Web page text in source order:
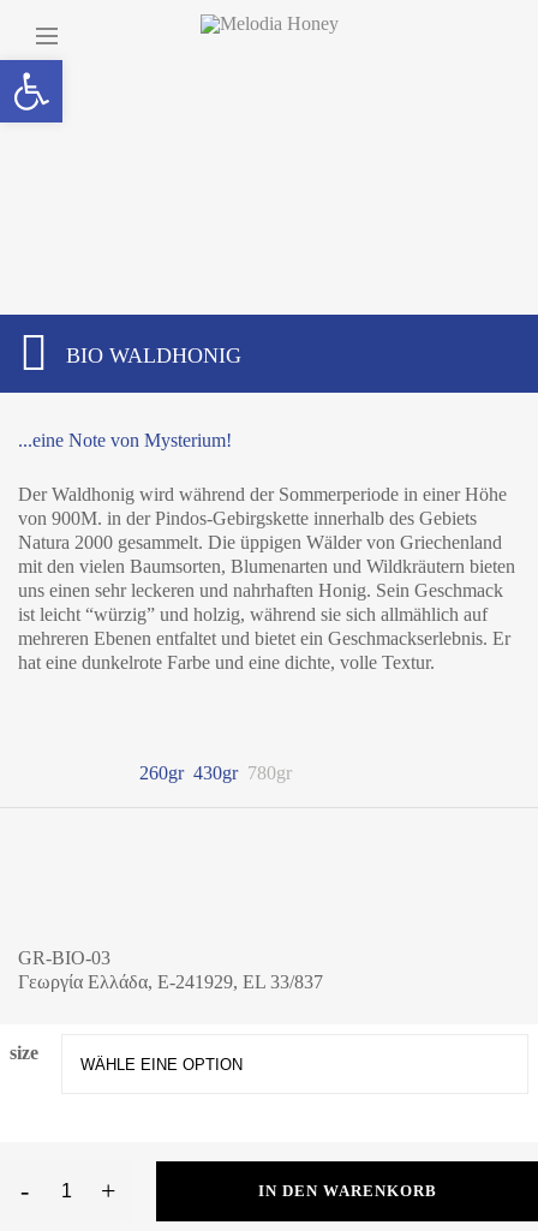
BIO WALDHONIG
...eine Note von Mysterium!
Der Waldhonig wird während der Sommerperiode in einer Höhe
von 900M. in der Pindos-Gebirgskette innerhalb des Gebiets
Natura 2000 gesammelt. Die üppigen Wälder von Griechenland
mit den vielen Baumsorten, Blumenarten und Wildkräutern bieten
uns einen sehr leckeren und nahrhaften Honig. Sein Geschmack
ist leicht “würzig” und holzig, während sie sich allmählich auf
mehreren Ebenen entfaltet und bietet ein Geschmackserlebnis. Er
hat eine dunkelrote Farbe und eine dichte, volle Textur.
260gr 430gr 780gr
GR-BIO-03
Γεωργία Ελλάδα, E-241929, EL 33/837
size
- + IN DEN WARENKORB
Open